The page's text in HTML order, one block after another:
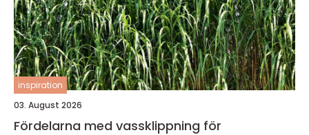
inspiration
03. August 2026
Fördelarna med vassklippning för